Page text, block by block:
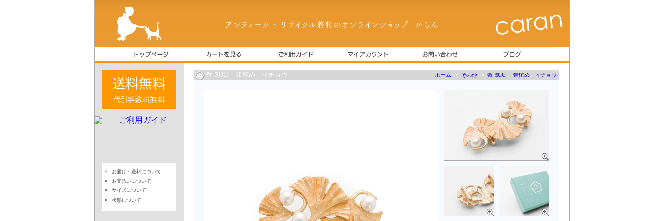
数-SUU- 帯留め イチョウ ホーム » その他 » 数-SUU- 帯留め イチョウ
お届け・送料について
お支払いについて
サイズについて
状態について